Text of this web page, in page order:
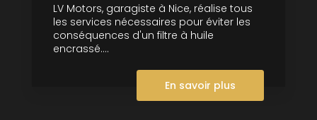
LV Motors, garagiste à Nice, réalise tous
les services nécessaires pour éviter les
conséquences d'un filtre à huile
encrassé....
En savoir plus